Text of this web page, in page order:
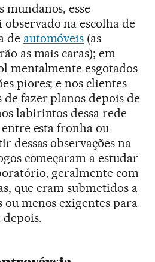
esse
na escolha de
de automóveis (as
as mais caras); em
mentalmente esgotados
piores; e nos clientes
de fazer planos depois de
labirintos dessa rede
esta fronha ou
dessas observações na
começaram a estudar
geralmente com
que eram submetidos a
ou menos exigentes para